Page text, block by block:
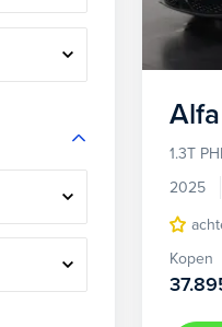
1.3T
2025
Kopen